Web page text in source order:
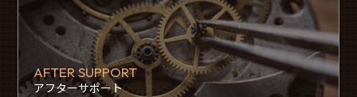
AFTER SUPPORT
アフターサポート